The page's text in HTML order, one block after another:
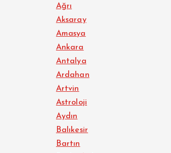
Ağrı
Aksaray
Amasya
Ankara
Antalya
Ardahan
Artvin
Astroloji
Aydın
Balıkesir
Bartın